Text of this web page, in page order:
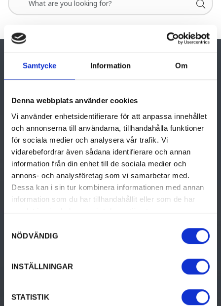
Samtycke Information Om
Denna webbplats använder cookies
Vi använder enhetsidentifierare för att anpassa innehållet
och annonserna till användarna, tillhandahålla funktioner
för sociala medier och analysera vår trafik. Vi
vidarebefordrar även sådana identifierare och annan
information från din enhet till de sociala medier och
annons- och analysföretag som vi samarbetar med.
Dessa kan i sin tur kombinera informationen med annan
information som du har tillhandahållit eller som de har
samlat in när du har använt deras tjänster.
NÖDVÄNDIG
INSTÄLLNINGAR
STATISTIK
Activities
Culture & History
Food & Drinks
Accommodation
Design & shopping
Events
Travel to Värmland
Destinations i Värmland
Tourist Information
Camping Vacation in Värmland